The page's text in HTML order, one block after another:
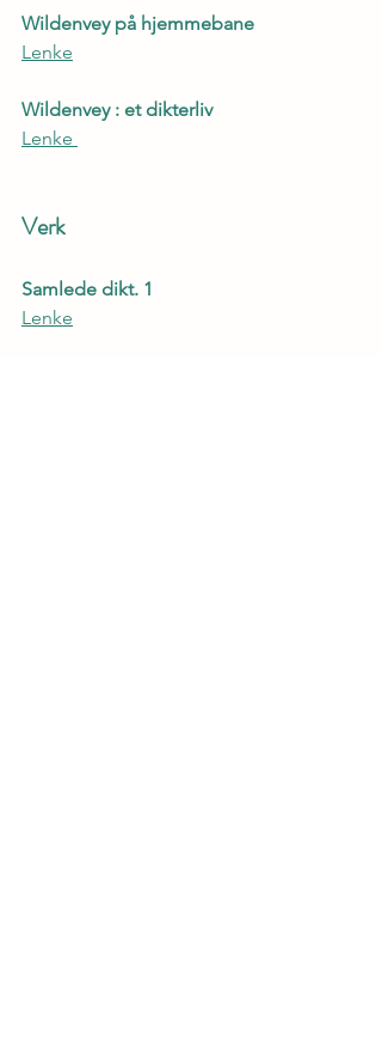
Wildenvey på hjemmebane
Lenke
Wildenvey : et dikterliv
Lenke
Verk
Samlede dikt. 1
Lenke